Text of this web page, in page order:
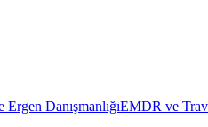
DanışmanlığıEMDR ve